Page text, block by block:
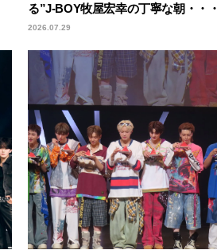
る”J-BOY牧屋宏幸の丁寧な朝・・・
2026.07.29